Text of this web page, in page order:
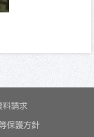
料請求
保護方針